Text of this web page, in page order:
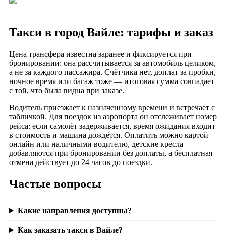
Такси в город Вайле: тарифы и заказ
Цена трансфера известна заранее и фиксируется при
бронировании: она рассчитывается за автомобиль целиком,
а не за каждого пассажира. Счётчика нет, доплат за пробки,
ночное время или багаж тоже — итоговая сумма совпадает
с той, что была видна при заказе.
Водитель приезжает к назначенному времени и встречает с
табличкой. Для поездок из аэропорта он отслеживает номер
рейса: если самолёт задерживается, время ожидания входит
в стоимость и машина дождётся. Оплатить можно картой
онлайн или наличными водителю, детские кресла
добавляются при бронировании без доплаты, а бесплатная
отмена действует до 24 часов до поездки.
Частые вопросы
Какие направления доступны?
Как заказать такси в Вайле?